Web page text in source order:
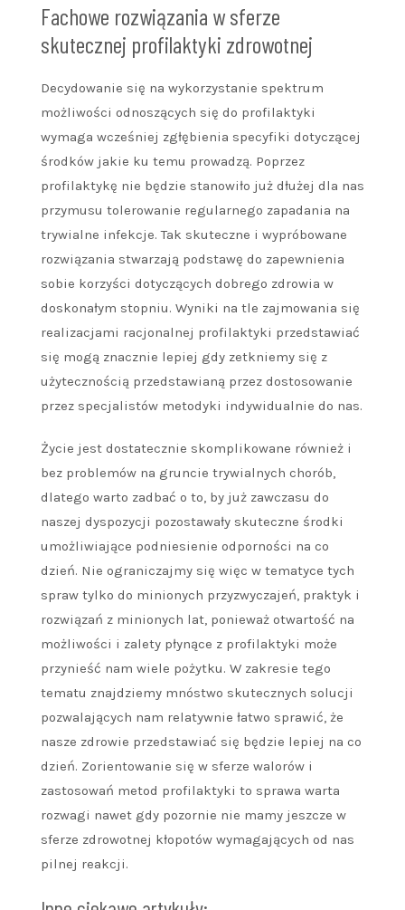
Fachowe rozwiązania w sferze
skutecznej profilaktyki zdrowotnej
Decydowanie się na wykorzystanie spektrum
możliwości odnoszących się do profilaktyki
wymaga wcześniej zgłębienia specyfiki dotyczącej
środków jakie ku temu prowadzą. Poprzez
profilaktykę nie będzie stanowiło już dłużej dla nas
przymusu tolerowanie regularnego zapadania na
trywialne infekcje. Tak skuteczne i wypróbowane
rozwiązania stwarzają podstawę do zapewnienia
sobie korzyści dotyczących dobrego zdrowia w
doskonałym stopniu. Wyniki na tle zajmowania się
realizacjami racjonalnej profilaktyki przedstawiać
się mogą znacznie lepiej gdy zetkniemy się z
użytecznością przedstawianą przez dostosowanie
przez specjalistów metodyki indywidualnie do nas.
Życie jest dostatecznie skomplikowane również i
bez problemów na gruncie trywialnych chorób,
dlatego warto zadbać o to, by już zawczasu do
naszej dyspozycji pozostawały skuteczne środki
umożliwiające podniesienie odporności na co
dzień. Nie ograniczajmy się więc w tematyce tych
spraw tylko do minionych przyzwyczajeń, praktyk i
rozwiązań z minionych lat, ponieważ otwartość na
możliwości i zalety płynące z profilaktyki może
przynieść nam wiele pożytku. W zakresie tego
tematu znajdziemy mnóstwo skutecznych solucji
pozwalających nam relatywnie łatwo sprawić, że
nasze zdrowie przedstawiać się będzie lepiej na co
dzień. Zorientowanie się w sferze walorów i
zastosowań metod profilaktyki to sprawa warta
rozwagi nawet gdy pozornie nie mamy jeszcze w
sferze zdrowotnej kłopotów wymagających od nas
pilnej reakcji.